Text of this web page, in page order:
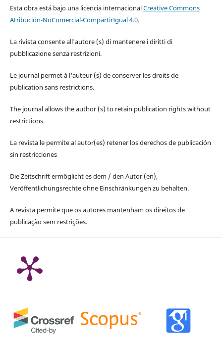
Esta obra está bajo una licencia internacionalCreative Commons
Atribución-NoComercial-CompartirIgual 4.0.
La rivista consente all'autore (s) di mantenere i diritti di
pubblicazione senza restrizioni.
Le journal permet à l'auteur (s) de conserver les droits de
publication sans restrictions.
The journal allows the author (s) to retain publication rights without
restrictions.
La revista le permite al autor(es) retener los derechos de publicación
sin restricciones
Die Zeitschrift ermöglicht es dem / den Autor (en),
Veröffentlichungsrechte ohne Einschränkungen zu behalten.
A revista permite que os autores mantenham os direitos de
publicação sem restrições.